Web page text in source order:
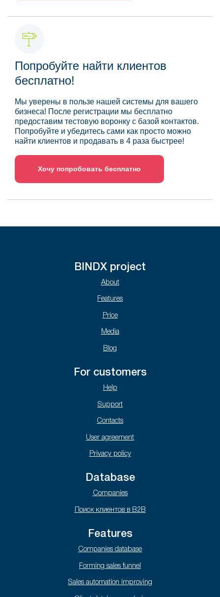
Попробуйте найти клиентов
бесплатно!
Мы уверены в пользе нашей системы для вашего
бизнеса! После регистрации мы бесплатно
предоставим тестовую воронку с базой контактов.
Попробуйте и убедитесь сами как просто можно
найти клиентов и продавать в 4 раза быстрее!
Хочу попробовать бесплатно
BINDX project
About
Features
Price
Media
Blog
For customers
Help
Support
Contacts
User agreement
Privacy policy
Database
Companies
Поиск клиентов в B2B
Features
Companies database
Forming sales funnel
Sales automation improving